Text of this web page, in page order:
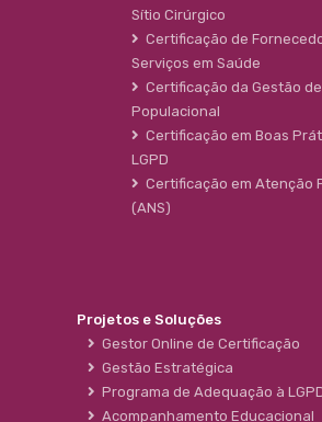
Sítio Cirúrgico
Certificação de
Serviços em Saúde
Certificação da Gestão
Populacional
Certificação em Boas
LGPD
Certificação em Atenção
(ANS)
Projetos e Soluções
Gestor Online de Certificação
Gestão Estratégica
Programa de Adequação à
Acompanhamento Educacional